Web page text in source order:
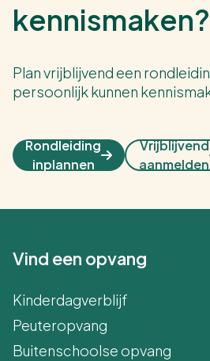
kennismaken?
Plan vrijblijvend een
persoonlijk kunnen
Rondleiding
inplannen
Vrijblijvend
aanmelden
Vind een opvang
Kinderdagverblijf
Peuteropvang
Buitenschoolse opvang